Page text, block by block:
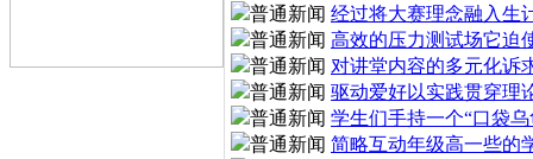
经过将大赛理念融入生
高效的压力测试场它迫
对讲堂内容的多元化诉
驱动爱好以实践贯穿理
学生们手持一个“口袋
简略互动年级高一些的